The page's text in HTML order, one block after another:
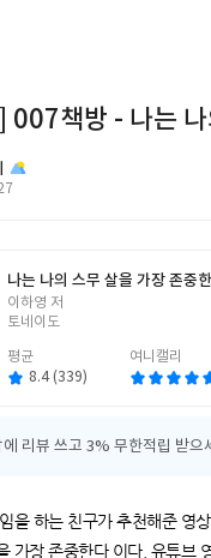
007책방 - 나는
나는 나의 스무 살을 가장 존중
글
쓴
이하영 저
토네이도
평균
8.4 (339)
여니캘리
에 리뷰 쓰고 3% 무한적립 받으
을 하는 친구가 추천해준 영
가장 존중한다 이다. 유튜브